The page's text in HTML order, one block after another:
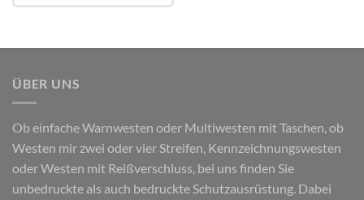
ÜBER UNS
Ob einfache Warnwesten oder Multiwesten mit Taschen, ob
Westen mir zwei oder vier Streifen, Kennzeichnungswesten
oder Westen mit Reißverschluss, bei uns finden Sie
unbedruckte als auch bedruckte Schutzausrüstung. Dabei